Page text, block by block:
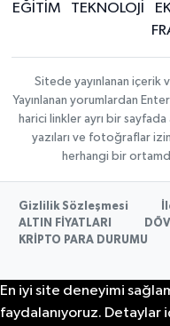
EĞİTİM
TEKNOLOJİ
Sitede yayınlanan içerik
Yayınlanan yorumlardan
harici linkler ayrı bir sayfada
yazıları ve fotoğraflar
herhangi bir
Gizlilik Sözleşmesi
ALTIN FİYATLARI
KRİPTO PARA DURUMU
En iyi site deneyimi
faydalanıyoruz. Detaylar